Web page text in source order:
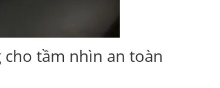
tầm nhìn an toàn